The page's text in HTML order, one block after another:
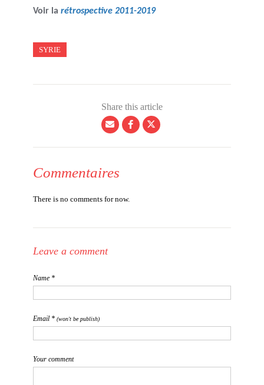
Voir la rétrospective 2011-2019
SYRIE
Share this article
Commentaires
There is no comments for now.
Leave a comment
Name *
Email * (won't be publish)
Your comment